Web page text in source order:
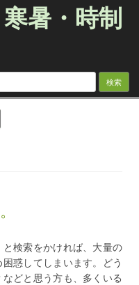
暑・時制
Skip to content
検索をかければ、大量の
惑してしまいます。どう
どと思う方も、多くいる